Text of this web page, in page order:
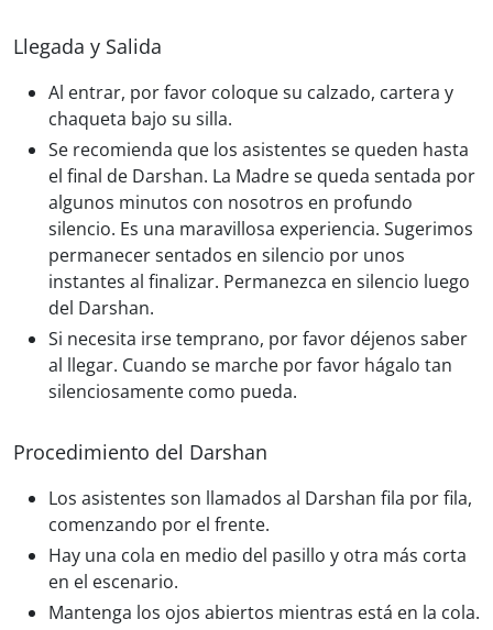
Llegada y Salida
Al entrar, por favor coloque su calzado, cartera y
chaqueta bajo su silla.
Se recomienda que los asistentes se queden hasta
el final de Darshan. La Madre se queda sentada por
algunos minutos con nosotros en profundo
silencio. Es una maravillosa experiencia. Sugerimos
permanecer sentados en silencio por unos
instantes al finalizar. Permanezca en silencio luego
del Darshan.
Si necesita irse temprano, por favor déjenos saber
al llegar. Cuando se marche por favor hágalo tan
silenciosamente como pueda.
Procedimiento del Darshan
Los asistentes son llamados al Darshan fila por fila,
comenzando por el frente.
Hay una cola en medio del pasillo y otra más corta
en el escenario.
Mantenga los ojos abiertos mientras está en la cola.